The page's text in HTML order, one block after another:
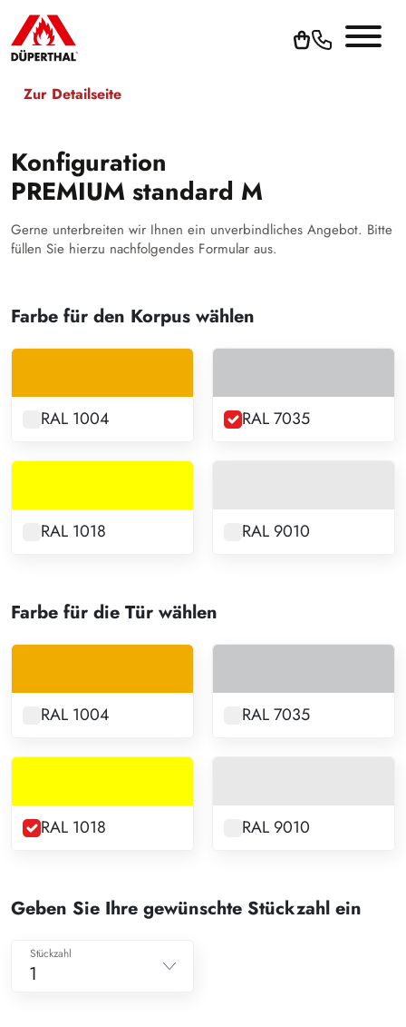
Zur Detailseite
Konfiguration
PREMIUM standard M
Gerne unterbreiten wir Ihnen ein unverbindliches Angebot. Bitte
füllen Sie hierzu nachfolgendes Formular aus.
Farbe für den Korpus wählen
RAL 1004 RAL 7035
RAL 1018 RAL 9010
Farbe für die Tür wählen
RAL 1004 RAL 7035
RAL 1018 RAL 9010
Geben Sie Ihre gewünschte Stückzahl ein
1
Stückzahl